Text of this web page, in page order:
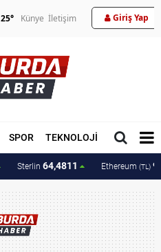
25° Künye İletişim Giriş Yap
SPOR TEKNOLOJİ MAGAZİN
Sterlin 64,4811 Ethereum (TL)